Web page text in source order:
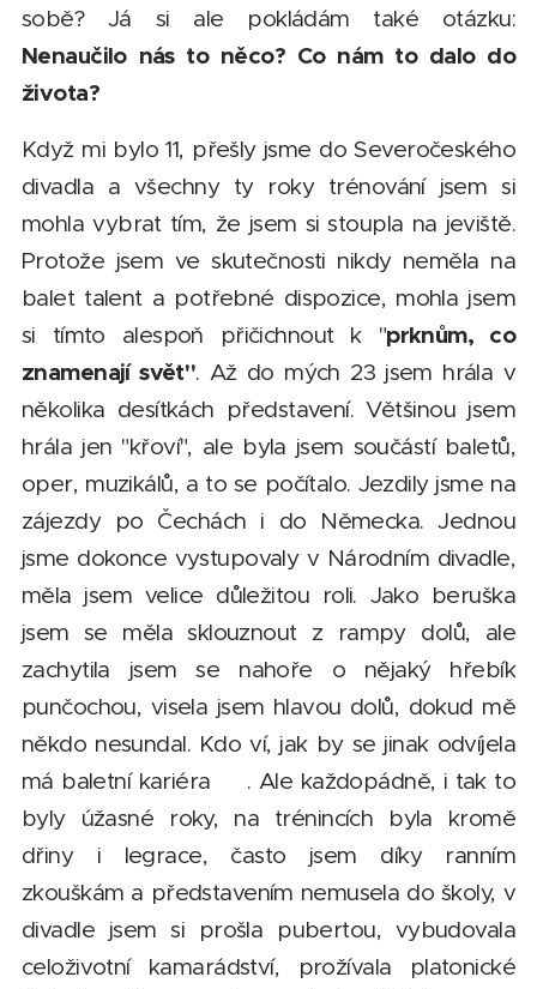
sobě? Já si ale pokládám také otázku:
Nenaučilo nás to něco? Co nám to dalo do
života?
Když mi bylo 11, přešly jsme do Severočeského
divadla a všechny ty roky trénování jsem si
mohla vybrat tím, že jsem si stoupla na jeviště.
Protože jsem ve skutečnosti nikdy neměla na
balet talent a potřebné dispozice, mohla jsem
si tímto alespoň přičichnout k "prknům, co
znamenají svět". Až do mých 23 jsem hrála v
několika desítkách představení. Většinou jsem
hrála jen "křoví", ale byla jsem součástí baletů,
oper, muzikálů, a to se počítalo. Jezdily jsme na
zájezdy po Čechách i do Německa. Jednou
jsme dokonce vystupovaly v Národním divadle,
měla jsem velice důležitou roli. Jako beruška
jsem se měla sklouznout z rampy dolů, ale
zachytila jsem se nahoře o nějaký hřebík
punčochou, visela jsem hlavou dolů, dokud mě
někdo nesundal. Kdo ví, jak by se jinak odvíjela
má baletní kariéra 😊. Ale každopádně, i tak to
byly úžasné roky, na trénincích byla kromě
dřiny i legrace, často jsem díky ranním
zkouškám a představením nemusela do školy, v
divadle jsem si prošla pubertou, vybudovala
celoživotní kamarádství, prožívala platonické